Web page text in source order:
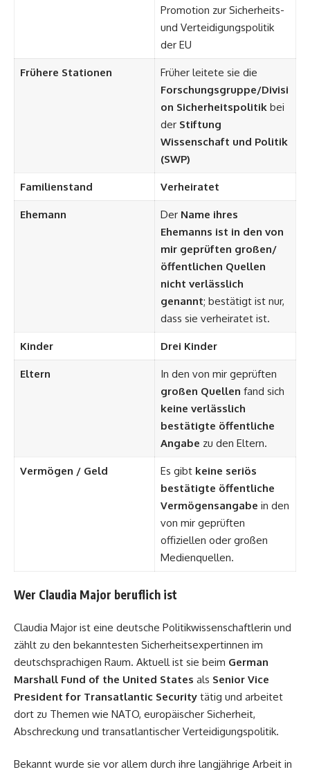
Promotion zur Sicherheits-
und Verteidigungspolitik
der EU
Frühere Stationen
Früher leitete sie die
Forschungsgruppe/Divisi
on Sicherheitspolitikbei
der Stiftung
Wissenschaft und Politik
(SWP)
Familienstand Verheiratet
Ehemann Der Name ihres
Ehemanns ist in den von
mir geprüften großen/
öffentlichen Quellen
nicht verlässlich
genannt; bestätigt ist nur,
dass sie verheiratet ist.
Kinder Drei Kinder
Eltern
In den von mir geprüften
großen Quellen fand sich
keine verlässlich
bestätigte öffentliche
Angabe zu den Eltern.
Vermögen / Geld Es gibt keine seriös
bestätigte öffentliche
Vermögensangabe in den
von mir geprüften
offiziellen oder großen
Medienquellen.
Wer Claudia Major beruflich ist
Claudia Major ist eine deutsche Politikwissenschaftlerin und
zählt zu den bekanntesten Sicherheitsexpertinnen im
deutschsprachigen Raum. Aktuell ist sie beim German
Marshall Fund of the United States als Senior Vice
President for Transatlantic Security tätig und arbeitet
dort zu Themen wie NATO, europäischer Sicherheit,
Abschreckung und transatlantischer Verteidigungspolitik.
Bekannt wurde sie vor allem durch ihre langjährige Arbeit in